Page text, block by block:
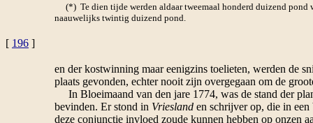
(*) Te dien tijde werden aldaar tweemaal honderd duizend pond
naauwelijks twintig duizend pond.
[ 196 ]
en der kostwinning maar eenigzins toelieten, werden de
plaats gevonden, echter nooit zijn overgegaan om de
In Bloeimaand van den jare 1774, was de stand der
bevinden. Er stond in Vrieslanden schrijver op, die in
deze conjunctie invloed zoude kunnen hebben op onzen